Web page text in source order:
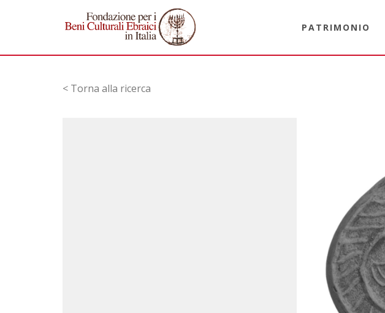
PATRIMONIO
< Torna alla ricerca